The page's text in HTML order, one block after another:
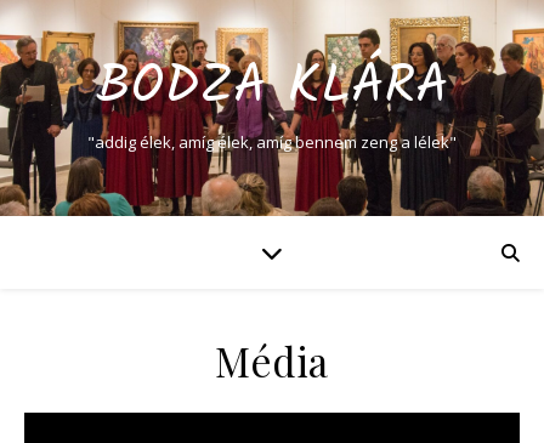
BODZA KLÁRA
"addig élek, amíg élek, amíg bennem zeng a lélek"
Média